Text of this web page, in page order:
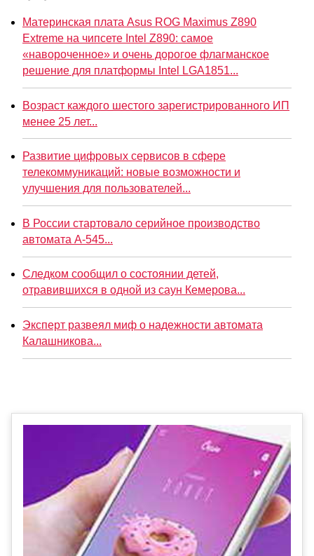
Материнская плата Asus ROG Maximus Z890
Extreme на чипсете Intel Z890: самое
«навороченное» и очень дорогое флагманское
решение для платформы Intel LGA1851...
Возраст каждого шестого зарегистрированного ИП
менее 25 лет...
Развитие цифровых сервисов в сфере
телекоммуникаций: новые возможности и
улучшения для пользователей...
В России стартовало серийное производство
автомата А-545...
Следком сообщил о состоянии детей,
отравившихся в одной из саун Кемерова...
Эксперт развеял миф о надежности автомата
Калашникова...